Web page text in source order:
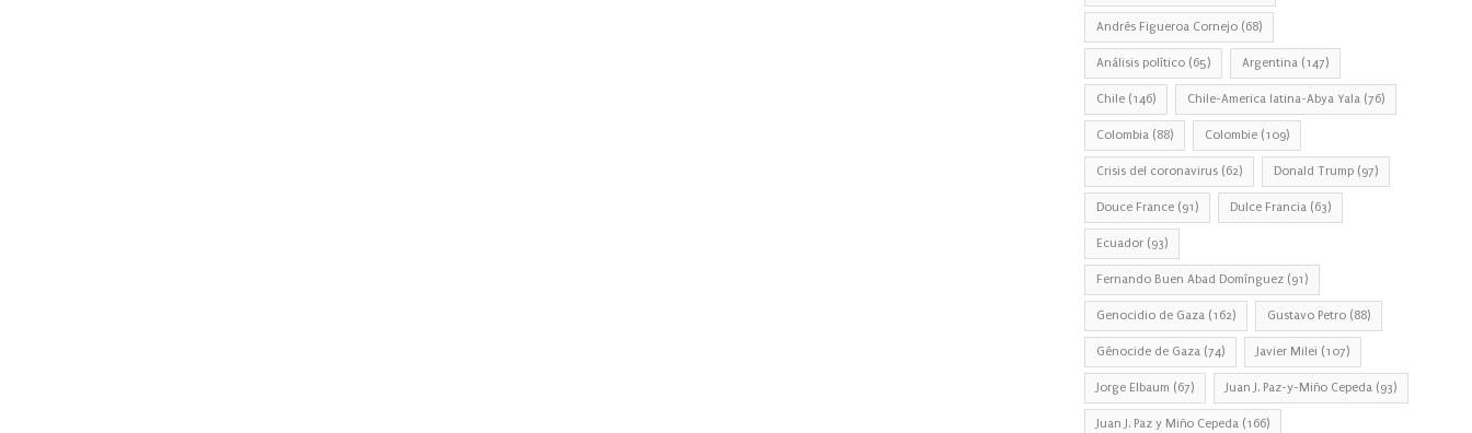
Andrés Figueroa Cornejo (68)
Análisis político (65) Argentina (147)
Chile (146) Chile-America latina-Abya Yala (76)
Colombia (88) Colombie (109)
Crisis del coronavirus (62) Donald Trump (97)
Douce France (91) Dulce Francia (63)
Ecuador (93)
Fernando Buen Abad Domínguez (91)
Genocidio de Gaza (162) Gustavo Petro (88)
Génocide de Gaza (74) Javier Milei (107)
Jorge Elbaum (67) Juan J. Paz-y-Miño Cepeda (93)
Juan J. Paz y Miño Cepeda (166)